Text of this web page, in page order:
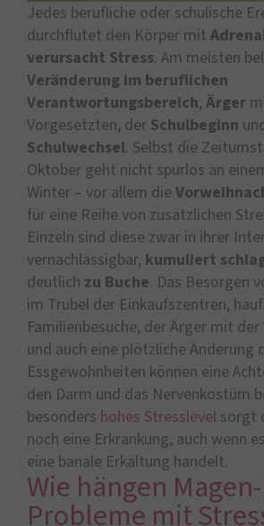
Jedes berufliche oder schulische
durchflutet den Körper mit
verursacht Stress. Am meisten
Veränderung im beruflichen
Verantwortungsbereich, Ärger
Vorgesetzten, der Schulbeginn
Schulwechsel. Selbst die
Oktober geht nicht spurlos an
Winter – vor allem die
für eine Reihe von zusätzlichen
Einzeln sind diese zwar in ihrer
vernachlässigbar, kumuliert
deutlich zu Buche. Das Besorgen
im Trubel der Einkaufszentren,
Familienbesuche, der Ärger mit
und auch eine plötzliche Änderung
Essgewohnheiten können eine
den Darm und das Nervenkostüm
besonders hohes Stresslevel sorgt
noch eine Erkrankung, auch wenn
eine banale Erkältung handelt.
Wie hängen
Probleme mit